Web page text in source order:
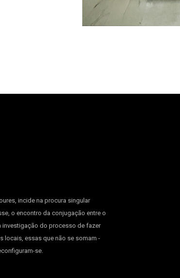
incide na procura singular
o encontro da conjugação entre o
investigação do processo de fazer
locais, essas que não se somam -
se.